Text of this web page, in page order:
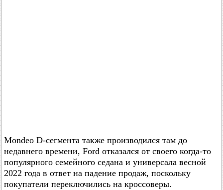
Mondeo D-сегмента также производился там до
недавнего времени, Ford отказался от своего когда-то
популярного семейного седана и универсала весной
2022 года в ответ на падение продаж, поскольку
покупатели переключились на кроссоверы.